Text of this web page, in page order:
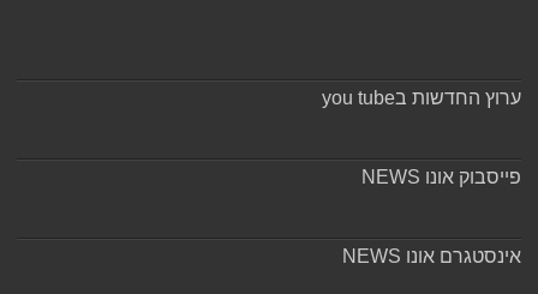
ערוץ החדשות בyou tube
פייסבוק אונו NEWS
אינסטגרם אונו NEWS